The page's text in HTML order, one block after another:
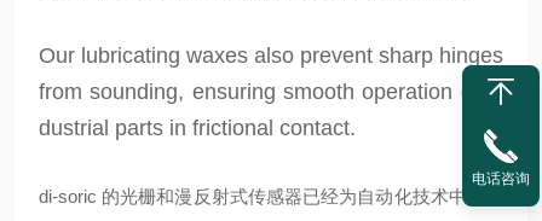
Our lubricating waxes also prevent sharp hinges
from sounding, ensuring smooth operation of in
dustrial parts in frictional contact.
di-soric 的光栅和漫反射式传感器已经为自动化技术中的许
电话咨询